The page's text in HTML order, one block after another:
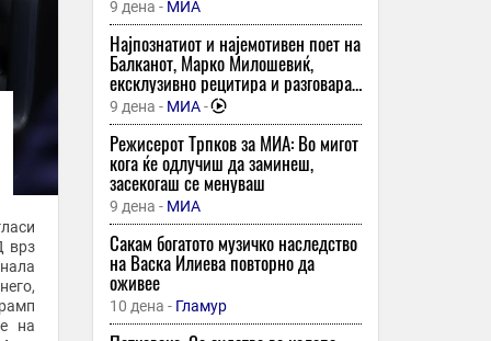
врз
на
Поп-иконите ги здружија силите —
Мадона и Кајли Миног ја објавија
првата заедничка песна во кариерата
18 минути -Слободен Печат-
Бугарија ја задржа лидерската
позиција во ЕУ по растот на услугите
18 минути -Трибуна
Хуманитарниот фестивал „Расплет“
викендов се враќа со своето второ
издание во Кочани
19 минути -Слободен Печат-
Куманово: Поднесени 160 барања за
обесштетување по невремето
9 дена - МИА
Најпознатиот и најемотивен поет на
Балканот, Марко Милошевиќ,
ексклузивно рецитира и разговара
за МИА: „Подигнете го ракавот - ако
сте се наежиле од стиховите, добро
е!“
9 дена - МИА -
Режисерот Трпков за МИА: Во мигот
кога ќе одлучиш да заминеш,
засекогаш се менуваш
9 дена - МИА
Сакам богатото музичко наследство
на Васка Илиева повторно да
оживее
10 дена - Гламур